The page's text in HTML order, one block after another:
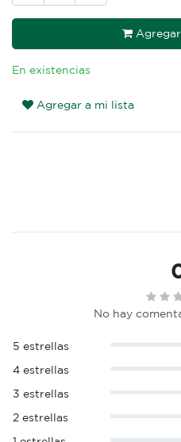
En existencias
Agregar a mi lista
No hay
5 estrellas
4 estrellas
3 estrellas
2 estrellas